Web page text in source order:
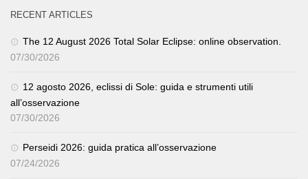
RECENT ARTICLES
The 12 August 2026 Total Solar Eclipse: online observation.
07/30/2026
12 agosto 2026, eclissi di Sole: guida e strumenti utili
all’osservazione
07/30/2026
Perseidi 2026: guida pratica all’osservazione
07/24/2026